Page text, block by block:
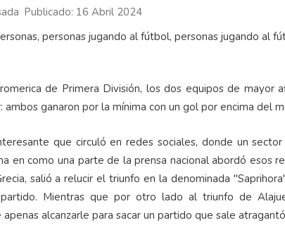
Publicado: 16 Abril 2024
de Primera División, los dos equipos de mayor
ambos ganaron por la mínima con un gol por encima del
que circuló en redes sociales, donde un
en como una parte de la prensa nacional abordó esos
salió a relucir el triunfo en la denominada
Mientras que por otro lado al triunfo de
alcanzarle para sacar un partido que sale